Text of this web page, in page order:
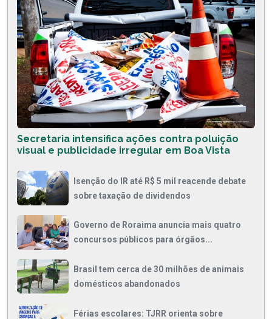
Secretaria intensifica ações contra poluição
visual e publicidade irregular em Boa Vista
Isenção do IR até R$ 5 mil reacende debate
sobre taxação de dividendos
Governo de Roraima anuncia mais quatro
concursos públicos para órgãos...
Brasil tem cerca de 30 milhões de animais
domésticos abandonados
Férias escolares: TJRR orienta sobre